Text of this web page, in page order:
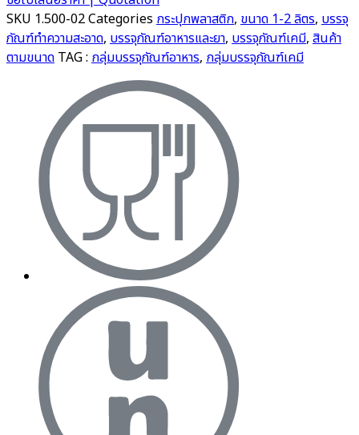
SKU 1.500-02Categories กระปุกพลาสติก, ขนาด 1-2 ลิตร, บรรจุ
ภัณฑ์ทำความสะอาด, บรรจุภัณฑ์อาหารและยา, บรรจุภัณฑ์เคมี, สินค้า
ตามขนาด TAG : กลุ่มบรรจุภัณฑ์อาหาร, กลุ่มบรรจุภัณฑ์เคมี